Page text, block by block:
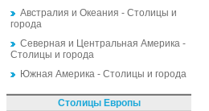
Австралия и Океания - Столицы и
города
Северная и Центральная Америка -
Столицы и города
Южная Америка - Столицы и города
Столицы Европы